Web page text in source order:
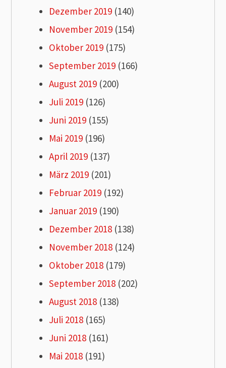
Dezember 2019 (140)
November 2019 (154)
Oktober 2019 (175)
September 2019 (166)
August 2019 (200)
Juli 2019 (126)
Juni 2019 (155)
Mai 2019 (196)
April 2019 (137)
März 2019 (201)
Februar 2019 (192)
Januar 2019 (190)
Dezember 2018 (138)
November 2018 (124)
Oktober 2018 (179)
September 2018 (202)
August 2018 (138)
Juli 2018 (165)
Juni 2018 (161)
Mai 2018 (191)